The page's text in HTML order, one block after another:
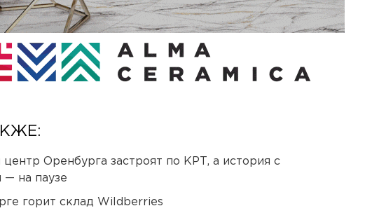
центр Оренбурга застроят по КРТ, а история с
— на паузе
горит склад Wildberries